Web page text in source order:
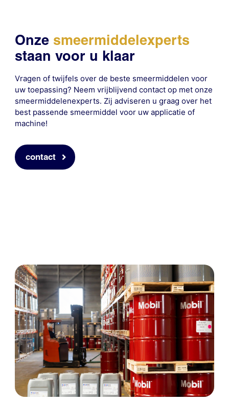
Onze smeermiddelexperts
staan voor u klaar
Vragen of twijfels over de beste smeermiddelen voor
uw toepassing? Neem vrijblijvend contact op met onze
smeermiddelenexperts. Zij adviseren u graag over het
best passende smeermiddel voor uw applicatie of
machine!
contact